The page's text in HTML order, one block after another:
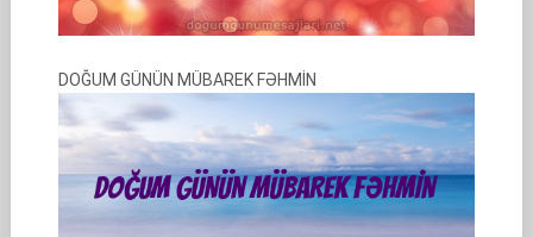
DOĞUM GÜNÜN MÜBAREK FƏHMİN